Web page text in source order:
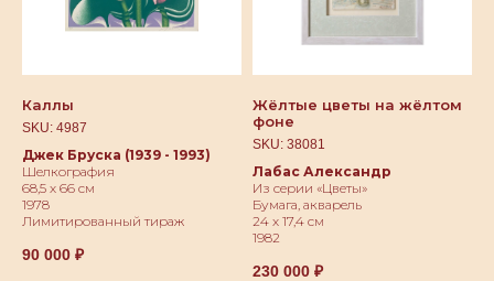
Каллы
SKU: 4987
Джек Бруска (1939 - 1993)
Шелкография
68,5 х 66 см
1978
Лимитированный тираж
90 000 ₽
Жёлтые цветы на жёлтом
фоне
SKU: 38081
Лабас Александр
Из серии «Цветы»
Бумага, акварель
24 х 17,4 см
1982
230 000 ₽